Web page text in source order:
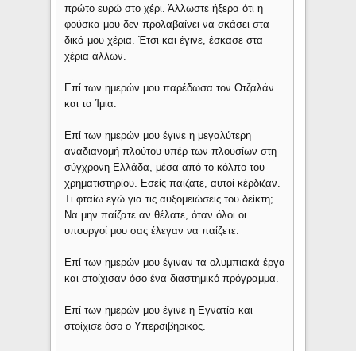
πρώτο ευρώ στο χέρι. Άλλωστε ήξερα ότι η
φούσκα μου δεν προλαβαίνει να σκάσει στα
δικά μου χέρια. Έτσι και έγινε, έσκασε στα
χέρια άλλων.
Επί των ημερών μου παρέδωσα τον Οτζαλάν
και τα Ίμια.
Επί των ημερών μου έγινε η μεγαλύτερη
αναδιανομή πλούτου υπέρ των πλουσίων στη
σύγχρονη Ελλάδα, μέσα από το κόλπο του
χρηματιστηρίου. Εσείς παίζατε, αυτοί κέρδιζαν.
Τι φταίω εγώ για τις αυξομειώσεις του δείκτη;
Να μην παίζατε αν θέλατε, όταν όλοι οι
υπουργοί μου σας έλεγαν να παίζετε.
Επί των ημερών μου έγιναν τα ολυμπιακά έργα
και στοίχισαν όσο ένα διαστημικό πρόγραμμα.
Επί των ημερών μου έγινε η Εγνατία και
στοίχισε όσο ο Υπερσιβηρικός.